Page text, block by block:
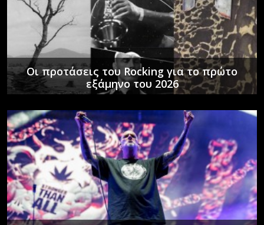
Οι προτάσεις του Rocking για το πρώτο
εξάμηνο του 2026